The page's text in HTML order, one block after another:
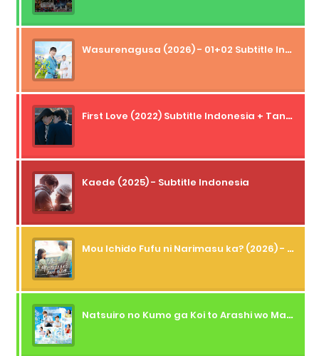
Wasurenagusa (2026) - 01+02 Subtitle Indonesia
First Love (2022) Subtitle Indonesia + Tanpa Iklan + Streaming + 1080p
Kaede (2025) - Subtitle Indonesia
Mou Ichido Fufu ni Narimasu ka? (2026) - 01 Subtitle Indonesia
Natsuiro no Kumo ga Koi to Arashi wo Makiokosu (2026) - 01 Subtitle Indonesia